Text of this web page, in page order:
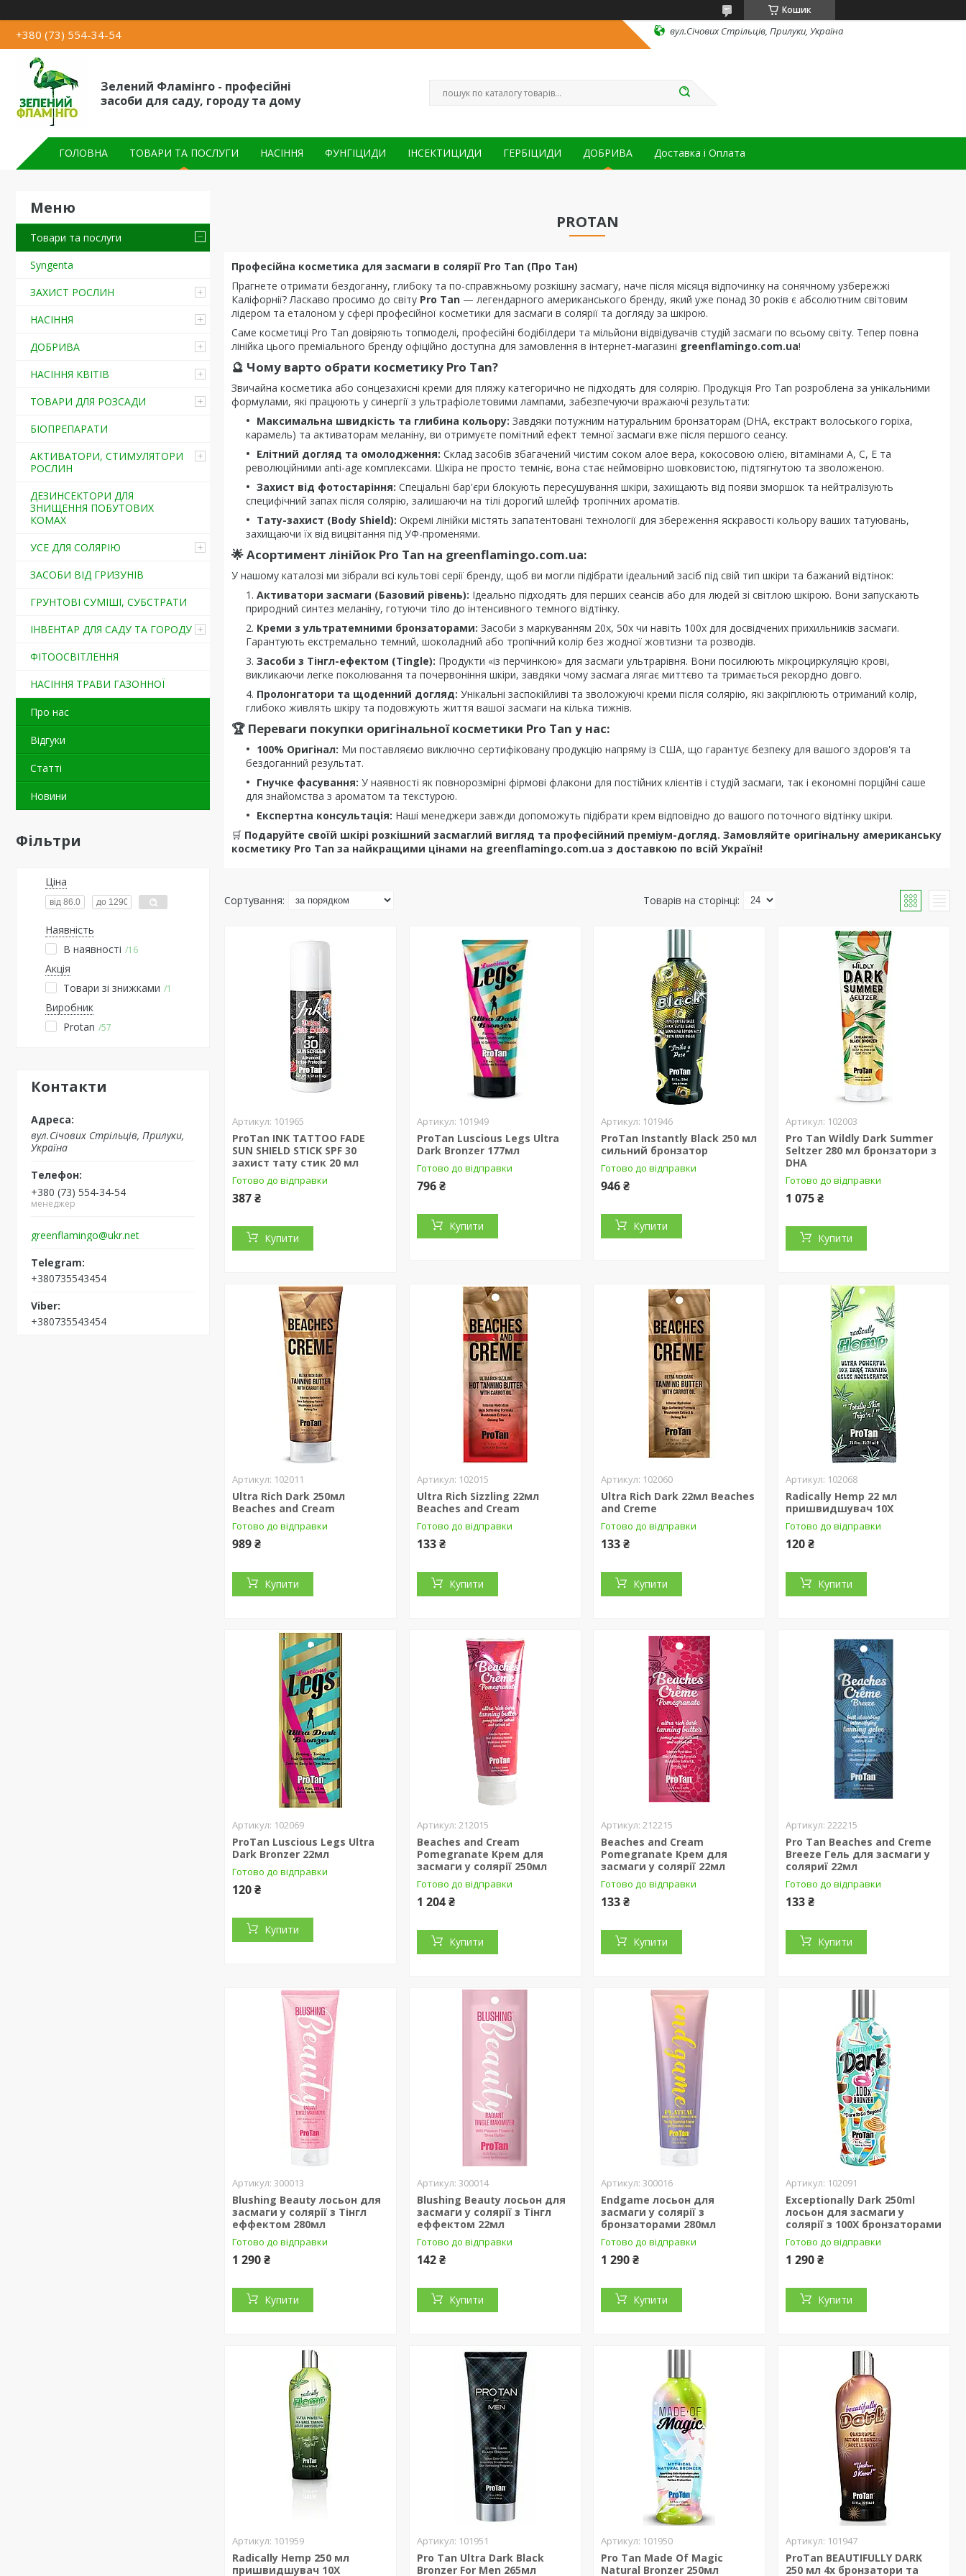
Кошик
+380 (73) 554-34-54 вул.Січових Стрільців, Прилуки, Україна
Зелений Фламінго - професійні
засоби для саду, городу та дому
ГОЛОВНА ТОВАРИ ТА ПОСЛУГИ НАСІННЯ ФУНГІЦИДИ ІНСЕКТИЦИДИ ГЕРБІЦИДИ ДОБРИВА Доставка і Оплата
Товари та послуги
Syngenta
ЗАХИСТ РОСЛИН
НАСІННЯ
ДОБРИВА
НАСІННЯ КВІТІВ
ТОВАРИ ДЛЯ РОЗСАДИ
БІОПРЕПАРАТИ
АКТИВАТОРИ, СТИМУЛЯТОРИ
РОСЛИН
ДЕЗИНСЕКТОРИ ДЛЯ
ЗНИЩЕННЯ ПОБУТОВИХ
КОМАХ
УСЕ ДЛЯ СОЛЯРІЮ
ЗАСОБИ ВІД ГРИЗУНІВ
ГРУНТОВІ СУМІШІ, СУБСТРАТИ
ІНВЕНТАР ДЛЯ САДУ ТА ГОРОДУ
ФІТООСВІТЛЕННЯ
НАСІННЯ ТРАВИ ГАЗОННОЇ
Про нас
Відгуки
Статті
Новини
Фільтри
Ціна
Наявність
В наявності
16
Акція
Товари зі знижками
1
Виробник
Protan 57
Контакти
вул.Січових Стрільців, Прилуки,
Україна
+380 (73) 554-34-54
менеджер
greenflamingo@ukr.net
+380735543454
+380735543454
PROTAN
Професійна косметика для засмаги в солярії Pro Tan (Про Тан)
Прагнете отримати бездоганну, глибоку та по-справжньому розкішну засмагу, наче після місяця відпочинку на сонячному узбережжі
Каліфорнії? Ласкаво просимо до світу Pro Tan — легендарного американського бренду, який уже понад 30 років є абсолютним світовим
лідером та еталоном у сфері професійної косметики для засмаги в солярії та догляду за шкірою.
Саме косметиці Pro Tan довіряють топмоделі, професійні бодібілдери та мільйони відвідувачів студій засмаги по всьому світу. Тепер повна
лінійка цього преміального бренду офіційно доступна для замовлення в інтернет-магазині greenflamingo.com.ua!
🔮 Чому варто обрати косметику Pro Tan?
Звичайна косметика або сонцезахисні креми для пляжу категорично не підходять для солярію. Продукція Pro Tan розроблена за унікальними
формулами, які працюють у синергії з ультрафіолетовими лампами, забезпечуючи вражаючі результати:
Максимальна швидкість та глибина кольору: Завдяки потужним натуральним бронзаторам (DHA, екстракт волоського горіха,
карамель) та активаторам меланіну, ви отримуєте помітний ефект темної засмаги вже після першого сеансу.
Елітний догляд та омолодження: Склад засобів збагачений чистим соком алое вера, кокосовою олією, вітамінами A, C, E та
революційними anti-age комплексами. Шкіра не просто темніє, вона стає неймовірно шовковистою, підтягнутою та зволоженою.
Захист від фотостаріння: Спеціальні бар'єри блокують пересушування шкіри, захищають від появи зморшок та нейтралізують
специфічний запах після солярію, залишаючи на тілі дорогий шлейф тропічних ароматів.
Тату-захист (Body Shield): Окремі лінійки містять запатентовані технології для збереження яскравості кольору ваших татуювань,
захищаючи їх від вицвітання під УФ-променями.
🌟 Асортимент лінійок Pro Tan на greenflamingo.com.ua:
У нашому каталозі ми зібрали всі культові серії бренду, щоб ви могли підібрати ідеальний засіб під свій тип шкіри та бажаний відтінок:
Активатори засмаги (Базовий рівень): Ідеально підходять для перших сеансів або для людей зі світлою шкірою. Вони запускають
природний синтез меланіну, готуючи тіло до інтенсивного темного відтінку.
Креми з ультратемними бронзаторами: Засоби з маркуванням 20x, 50x чи навіть 100x для досвідчених прихильників засмаги.
Гарантують екстремально темний, шоколадний або тропічний колір без жодної жовтизни та розводів.
Засоби з Тінгл-ефектом (Tingle): Продукти «із перчинкою» для засмаги ультрарівня. Вони посилюють мікроциркуляцію крові,
викликаючи легке поколювання та почервоніння шкіри, завдяки чому засмага лягає миттєво та тримається рекордно довго.
Пролонгатори та щоденний догляд: Унікальні заспокійливі та зволожуючі креми після солярію, які закріплюють отриманий колір,
глибоко живлять шкіру та подовжують життя вашої засмаги на кілька тижнів.
🏆 Переваги покупки оригінальної косметики Pro Tan у нас:
100% Оригінал: Ми поставляємо виключно сертифіковану продукцію напряму із США, що гарантує безпеку для вашого здоров'я та
бездоганний результат.
Гнучке фасування: У наявності як повнорозмірні фірмові флакони для постійних клієнтів і студій засмаги, так і економні порційні саше
для знайомства з ароматом та текстурою.
Експертна консультація: Наші менеджери завжди допоможуть підібрати крем відповідно до вашого поточного відтінку шкіри.
🛒 Подаруйте своїй шкірі розкішний засмаглий вигляд та професійний преміум-догляд. Замовляйте оригінальну американську
косметику Pro Tan за найкращими цінами на greenflamingo.com.ua з доставкою по всій Україні!
101965
ProTan INK TATTOO FADE
SUN SHIELD STICK SPF 30
захист тату стик 20 мл
Готово до відправки
387 ₴
Купити
101949
ProTan Luscious Legs Ultra
Dark Bronzer 177мл
Готово до відправки
796 ₴
Купити
101946
ProTan Instantly Black 250 мл
сильний бронзатор
Готово до відправки
946 ₴
Купити
102003
Pro Tan Wildly Dark Summer
Seltzer 280 мл бронзатори з
DHA
Готово до відправки
1 075 ₴
Купити
102011
Ultra Rich Dark 250мл
Beaches and Cream
Готово до відправки
989 ₴
Купити
102015
Ultra Rich Sizzling 22мл
Beaches and Cream
Готово до відправки
133 ₴
Купити
102060
Ultra Rich Dark 22мл Beaches
and Creme
Готово до відправки
133 ₴
Купити
102068
Radically Hemp 22 мл
пришвидшувач 10Х
Готово до відправки
120 ₴
Купити
102069
ProTan Luscious Legs Ultra
Dark Bronzer 22мл
Готово до відправки
120 ₴
Купити
212015
Beaches and Cream
Pomegranate Крем для
засмаги у солярії 250мл
Готово до відправки
1 204 ₴
Купити
212215
Beaches and Cream
Pomegranate Крем для
засмаги у солярії 22мл
Готово до відправки
133 ₴
Купити
222215
Pro Tan Beaches and Creme
Breeze Гель для засмаги у
соляриї 22мл
Готово до відправки
133 ₴
Купити
300013
Blushing Beauty лосьон для
засмаги у солярії з Тінгл
еффектом 280мл
Готово до відправки
1 290 ₴
Купити
300014
Blushing Beauty лосьон для
засмаги у солярії з Тінгл
еффектом 22мл
Готово до відправки
142 ₴
Купити
300016
Endgame лосьон для
засмаги у солярії з
бронзаторами 280мл
Готово до відправки
1 290 ₴
Купити
102091
Exceptionally Dark 250ml
лосьон для засмаги у
солярії з 100Х бронзаторами
Готово до відправки
1 290 ₴
Купити
101959
Radically Hemp 250 мл
пришвидшувач 10Х
101951
Pro Tan Ultra Dark Black
Bronzer For Men 265мл
101950
Pro Tan Made Of Magic
Natural Bronzer 250мл
101947
ProTan BEAUTIFULLY DARK
250 мл 4х бронзатори та